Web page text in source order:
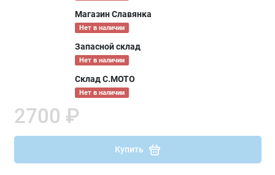
Магазин Славянка
Нет в наличии
Запасной склад
Нет в наличии
Склад С.МОТО
Нет в наличии
2700 ₽
Купить